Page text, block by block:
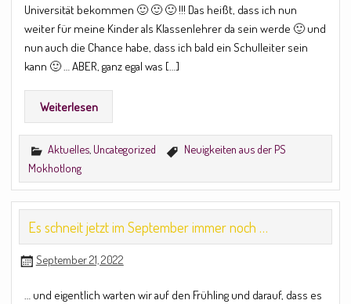
Universität bekommen 🙂 🙂 🙂 !!! Das heißt, dass ich nun
weiter für meine Kinder als Klassenlehrer da sein werde 🙂 und
nun auch die Chance habe, dass ich bald ein Schulleiter sein
kann 🙂 … ABER, ganz egal was […]
Weiterlesen
Aktuelles Uncategorized
Neuigkeiten aus der PS
Mokhotlong
Es schneit jetzt im September immer noch …
September 21, 2022
… und eigentlich warten wir auf den Frühling und darauf, dass es